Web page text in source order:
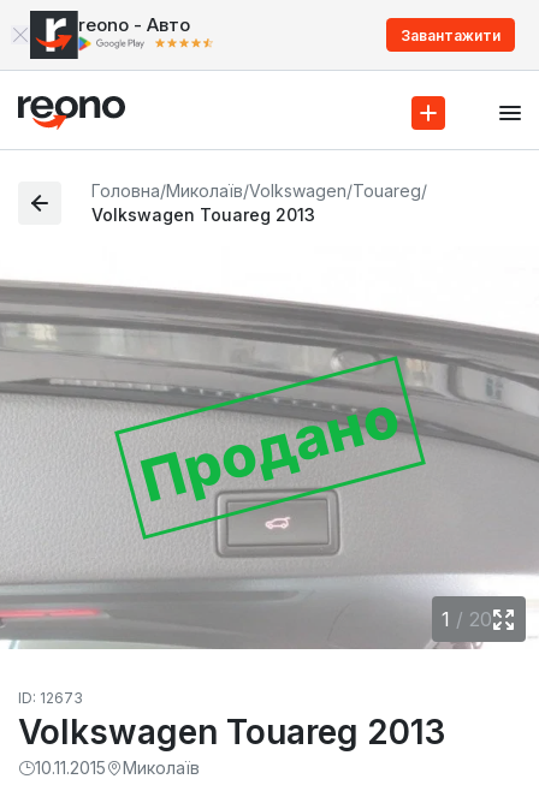
reono - Авто Завантажити
Головна/Миколаїв/Volkswagen/Touareg/
Volkswagen Touareg 2013
Продано
1 / 20
ID: 12673
Volkswagen Touareg 2013
10.11.2015 Миколаїв